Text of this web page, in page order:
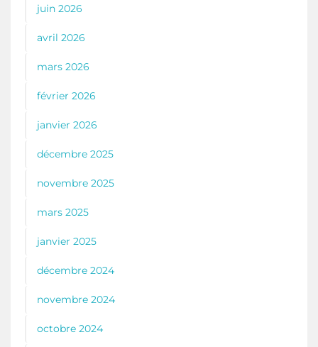
juin 2026
avril 2026
mars 2026
février 2026
janvier 2026
décembre 2025
novembre 2025
mars 2025
janvier 2025
décembre 2024
novembre 2024
octobre 2024